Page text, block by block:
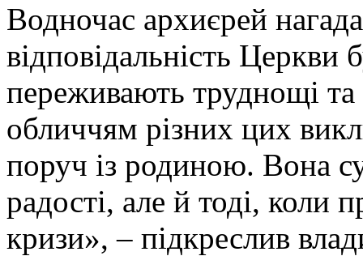
Водночас архиєрей
відповідальність Церкви
переживають труднощі
обличчям різних цих
поруч із родиною. Вона
радості, але й тоді, коли
кризи», – підкреслив